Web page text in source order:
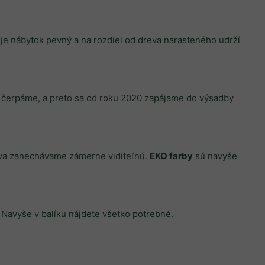
nábytok pevný a na rozdiel od dreva narasteného udrží
a preto sa od roku 2020 zapájame do výsadby
zanechávame zámerne viditeľnú. EKO farby sú navyše
v balíku nájdete všetko potrebné.